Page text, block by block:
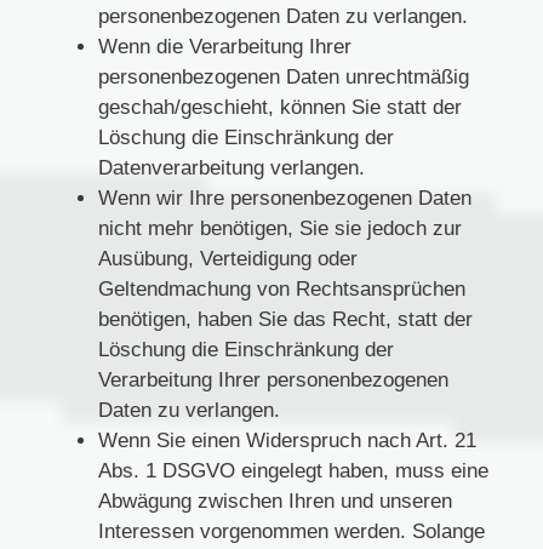
personenbezogenen Daten zu verlangen.
Wenn die Verarbeitung Ihrer
personenbezogenen Daten unrechtmäßig
geschah/geschieht, können Sie statt der
Löschung die Einschränkung der
Datenverarbeitung verlangen.
Wenn wir Ihre personenbezogenen Daten
nicht mehr benötigen, Sie sie jedoch zur
Ausübung, Verteidigung oder
Geltendmachung von Rechtsansprüchen
benötigen, haben Sie das Recht, statt der
Löschung die Einschränkung der
Verarbeitung Ihrer personenbezogenen
Daten zu verlangen.
Wenn Sie einen Widerspruch nach Art. 21
Abs. 1 DSGVO eingelegt haben, muss eine
Abwägung zwischen Ihren und unseren
Interessen vorgenommen werden. Solange